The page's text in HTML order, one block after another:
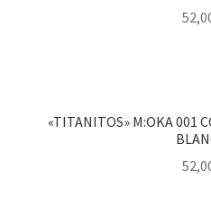
«TITANITOS» M:OKA 001